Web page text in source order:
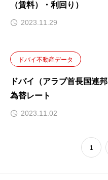
（賃料）・利回り）
2023.11.29
ドバイ不動産データ
ドバイ（アラブ首長国連
為替レート
2023.11.02
1